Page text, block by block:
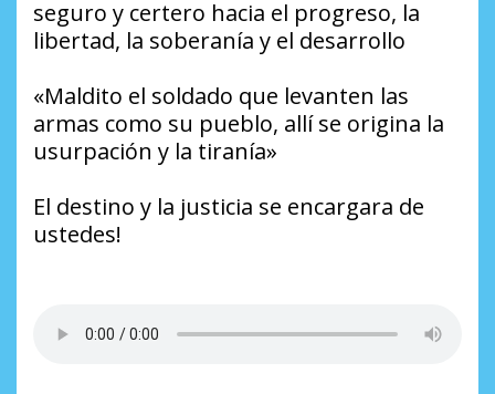
seguro y certero hacia el progreso, la
libertad, la soberanía y el desarrollo
«Maldito el soldado que levanten las
armas como su pueblo, allí se origina la
usurpación y la tiranía»
El destino y la justicia se encargara de
ustedes!